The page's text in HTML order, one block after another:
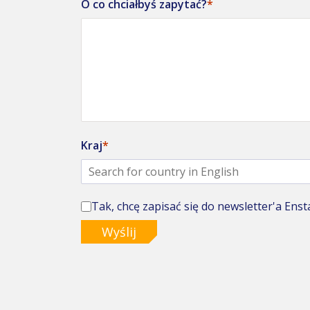
O co chciałbyś zapytać?
Kraj
Tak, chcę zapisać się do newsletter'a
Wyślij